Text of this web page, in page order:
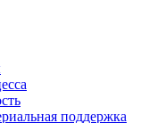
поддержка